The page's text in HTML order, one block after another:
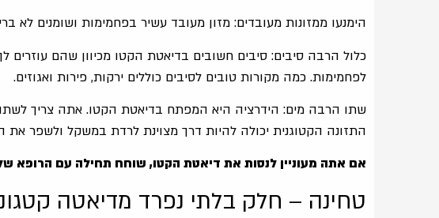
הימנעו ממזונות מעובדים: מזון מעובד עשיר בפחמימות ושומנים לא
כלול הרבה סיבים: סיבים חשובים בדיאטת הקטו מכיוון שהם
לפחמימות. כמה מקורות טובים לסיבים כוללים ירקות, פירות ואגוזים.
שתו הרבה מים: הידרציה היא המפתח בדיאטת הקטו. אתה צריך
התזונה הקטוגנית יכולה להיות דרך מצוינת לרדת במשקל ולשפר
אם אתה מעוניין לנסות את דיאטת הקטו, שוחח תחילה עם הרופא
טחינה – חלק בלתי נפרד מדיאטה